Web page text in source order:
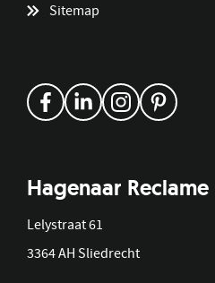
Sitemap
Hagenaar Reclame
Lelystraat 61
3364 AH Sliedrecht